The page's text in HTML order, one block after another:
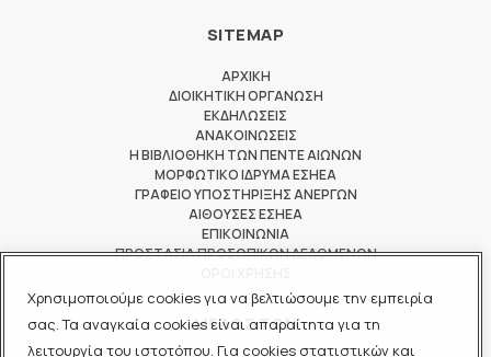
Χρησιμοποιούμε cookies για να βελτιώσουμε την εμπειρία
σας. Τα αναγκαία cookies είναι απαραίτητα για τη
λειτουργία του ιστοτόπου. Για cookies στατιστικών και
SITEMAP
ΑΡΧΙΚΗ
ΔΙΟΙΚΗΤΙΚΗ ΟΡΓΑΝΩΣΗ
ΕΚΔΗΛΩΣΕΙΣ
ΑΝΑΚΟΙΝΩΣΕΙΣ
Η ΒΙΒΛΙΟΘΗΚΗ ΤΩΝ ΠΕΝΤΕ ΑΙΩΝΩΝ
ΜΟΡΦΩΤΙΚΟ ΙΔΡΥΜΑ ΕΣΗΕΑ
ΓΡΑΦΕΙΟ ΥΠΟΣΤΗΡΙΞΗΣ ΑΝΕΡΓΩΝ
ΑΙΘΟΥΣΕΣ ΕΣΗΕΑ
ΕΠΙΚΟΙΝΩΝΙΑ
ΠΡΟΣΤΑΣΙΑ ΠΡΟΣΩΠΙΚΩΝ ΔΕΔΟΜΕΝΩΝ
ΜΕΛΟΣ ΤΩΝ